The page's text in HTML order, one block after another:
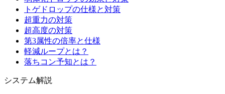
トゲドロップの仕様と対策
超重力の対策
超高度の対策
第3属性の倍率と仕様
軽減ループとは？
落ちコン予知とは？
システム解説